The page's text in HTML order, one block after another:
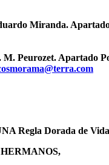
Miranda.
M. Peurozet. Apartado
Regla Dorada de Vida